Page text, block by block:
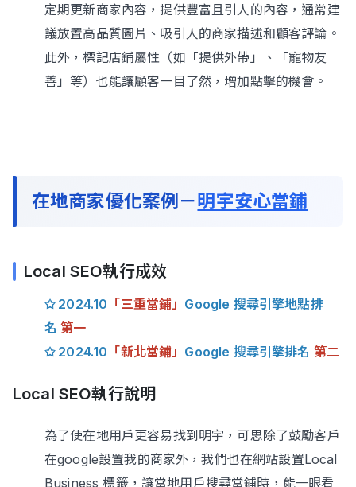
定期更新商家內容，提供豐富且引人的內容，通常建
議放置高品質圖片、吸引人的商家描述和顧客評論。
此外，標記店鋪屬性（如「提供外帶」、「寵物友
善」等）也能讓顧客一目了然，增加點擊的機會。
在地商家優化案例－明宇安心當鋪
Local SEO執行成效
✩ 2024.10 「三重當鋪」 Google 搜尋引擎地點排
名第一
✩ 2024.10 「新北當鋪」 Google 搜尋引擎排名 第二
Local SEO執行說明
為了使在地用戶更容易找到明宇，可思除了鼓勵客戶
在google設置我的商家外，我們也在網站設置Local
Business 標籤，讓當地用戶搜尋當鋪時，能一眼看